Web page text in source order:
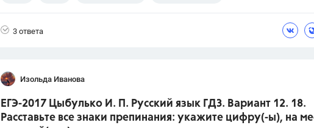
3 ответа
Изольда Иванова
ЕГЭ-2017 Цыбулько И. П. Русский язык ГДЗ. Вариант 12. 18.
Расставьте все знаки препинания: укажите цифру(-ы), на